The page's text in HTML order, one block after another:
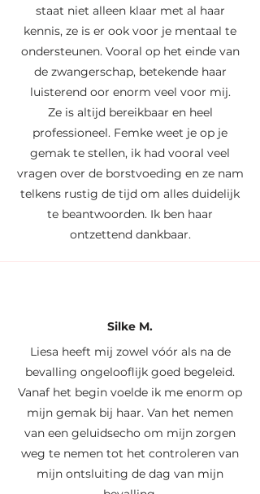
staat niet alleen klaar met al haar
kennis, ze is er ook voor je mentaal te
ondersteunen. Vooral op het einde van
de zwangerschap, betekende haar
luisterend oor enorm veel voor mij.
Ze is altijd bereikbaar en heel
professioneel. Femke weet je op je
gemak te stellen, ik had vooral veel
vragen over de borstvoeding en ze nam
telkens rustig de tijd om alles duidelijk
te beantwoorden. Ik ben haar
ontzettend dankbaar.
Silke M.
Liesa heeft mij zowel vóór als na de
bevalling ongelooflijk goed begeleid.
Vanaf het begin voelde ik me enorm op
mijn gemak bij haar. Van het nemen
van een geluidsecho om mijn zorgen
weg te nemen tot het controleren van
mijn ontsluiting de dag van mijn